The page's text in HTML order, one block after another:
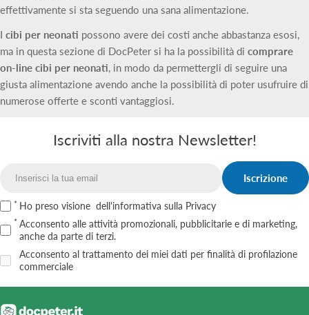
effettivamente si sta seguendo una sana alimentazione.
I cibi per neonati possono avere dei costi anche abbastanza esosi,
ma in questa sezione di DocPeter si ha la possibilità di comprare
on-line cibi per neonati, in modo da permettergli di seguire una
giusta alimentazione avendo anche la possibilità di poter usufruire di
numerose offerte e sconti vantaggiosi.
Iscriviti alla nostra Newsletter!
Iscrizione
Ho preso visione dell'informativa sulla Privacy
Acconsento alle attività promozionali, pubblicitarie e di marketing,
anche da parte di terzi.
Acconsento al trattamento dei miei dati per finalità di profilazione
commerciale